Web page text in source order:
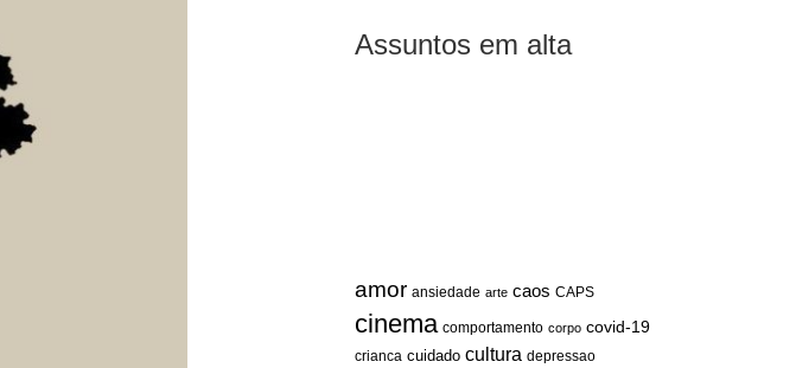
Assuntos em alta
amor ansiedade arte caos CAPS
cinema comportamento corpo covid-19
crianca cuidado cultura depressao